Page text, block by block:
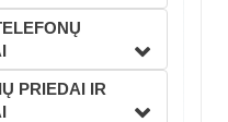
PRIEDAI IR